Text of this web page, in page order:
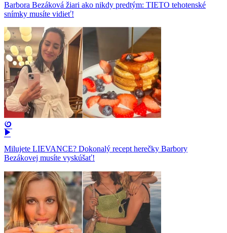
Barbora Bezáková žiari ako nikdy predtým: TIETO tehotenské
snímky musíte vidieť!
Milujete LIEVANCE? Dokonalý recept herečky Barbory
Bezákovej musíte vyskúšať!